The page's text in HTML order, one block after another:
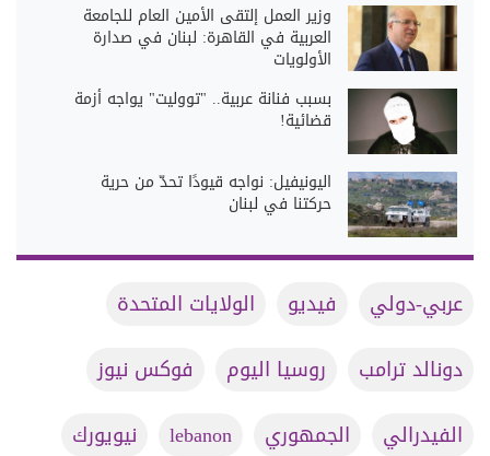
وزير العمل إلتقى الأمين العام للجامعة
العربية في القاهرة: لبنان في صدارة
الأولويات
بسبب فنانة عربية.. "تووليت" يواجه أزمة
قضائية!
اليونيفيل: نواجه قيودًا تحدّ من حرية
حركتنا في لبنان
عربي-دولي فيديو
الولايات المتحدة
دونالد ترامب
روسيا اليوم
فوكس نيوز
الفيدرالي
الجمهوري lebanon نيويورك